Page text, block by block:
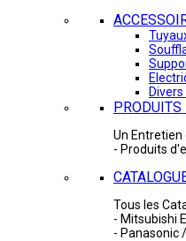
PRODUITS
Un
- Produits
Tous les
- Mitsubishi
- Panasonic